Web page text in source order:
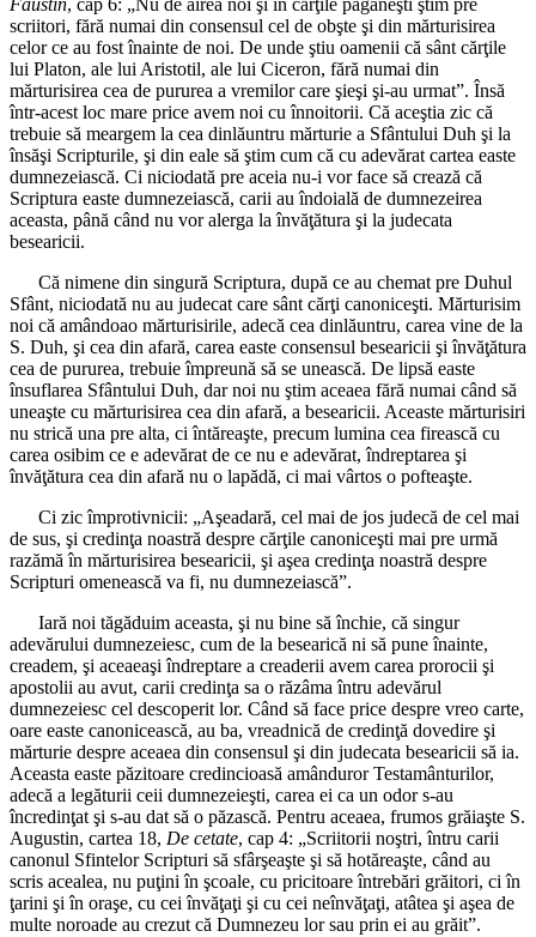
Faustin, cap 6: „Nu de airea noi şi în cărţile păgâneşti ştim pre
scriitori, fără numai din consensul cel de obşte şi din mărturisirea
celor ce au fost înainte de noi. De unde ştiu oamenii că sânt cărţile
lui Platon, ale lui Aristotil, ale lui Ciceron, fără numai din
mărturisirea cea de pururea a vremilor care şieşi şi-au urmat”. Însă
într-acest loc mare price avem noi cu înnoitorii. Că aceştia zic că
trebuie să meargem la cea dinlăuntru mărturie a Sfântului Duh şi la
însăşi Scripturile, şi din eale să ştim cum că cu adevărat cartea easte
dumnezeiască. Ci niciodată pre aceia nu-i vor face să crează că
Scriptura easte dumnezeiască, carii au îndoială de dumnezeirea
aceasta, până când nu vor alerga la învăţătura şi la judecata
besearicii.
Că nimene din singură Scriptura, după ce au chemat pre Duhul
Sfânt, niciodată nu au judecat care sânt cărţi canoniceşti. Mărturisim
noi că amândoao mărturisirile, adecă cea dinlăuntru, carea vine de la
S. Duh, şi cea din afară, carea easte consensul besearicii şi învăţătura
cea de pururea, trebuie împreună să se unească. De lipsă easte
însuflarea Sfântului Duh, dar noi nu ştim aceaea fără numai când să
uneaşte cu mărturisirea cea din afară, a besearicii. Aceaste mărturisiri
nu strică una pre alta, ci întăreaşte, precum lumina cea firească cu
carea osibim ce e adevărat de ce nu e adevărat, îndreptarea şi
învăţătura cea din afară nu o lapădă, ci mai vârtos o pofteaşte.
Ci zic împrotivnicii: „Aşeadară, cel mai de jos judecă de cel mai
de sus, şi credinţa noastră despre cărţile canoniceşti mai pre urmă
razămă în mărturisirea besearicii, şi aşea credinţa noastră despre
Scripturi omenească va fi, nu dumnezeiască”.
Iară noi tăgăduim aceasta, şi nu bine să închie, că singur
adevărului dumnezeiesc, cum de la besearică ni să pune înainte,
creadem, şi aceaeaşi îndreptare a creaderii avem carea prorocii şi
apostolii au avut, carii credinţa sa o răzâma întru adevărul
dumnezeiesc cel descoperit lor. Când să face price despre vreo carte,
oare easte canonicească, au ba, vreadnică de credinţă dovedire şi
mărturie despre aceaea din consensul şi din judecata besearicii să ia.
Aceasta easte păzitoare credincioasă amânduror Testamânturilor,
adecă a legăturii ceii dumnezeieşti, carea ei ca un odor s-au
încredinţat şi s-au dat să o păzască. Pentru aceaea, frumos grăiaşte S.
Augustin, cartea 18, De cetate, cap 4: „Scriitorii noştri, întru carii
canonul Sfintelor Scripturi să sfârşeaşte şi să hotăreaşte, când au
scris acealea, nu puţini în şcoale, cu pricitoare întrebări grăitori, ci în
ţarini şi în oraşe, cu cei învăţaţi şi cu cei neînvăţaţi, atâtea şi aşea de
multe noroade au crezut că Dumnezeu lor sau prin ei au grăit”.